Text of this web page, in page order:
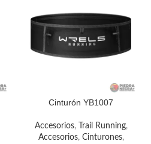
Cinturón YB1007
Accesorios, Trail Running,
Accesorios, Cinturones,